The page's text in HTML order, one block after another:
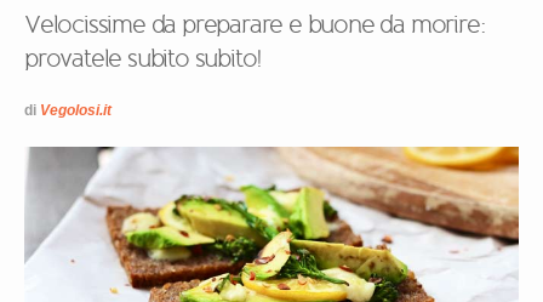
Velocissime da preparare e buone da morire:
provatele subito subito!
di Vegolosi.it